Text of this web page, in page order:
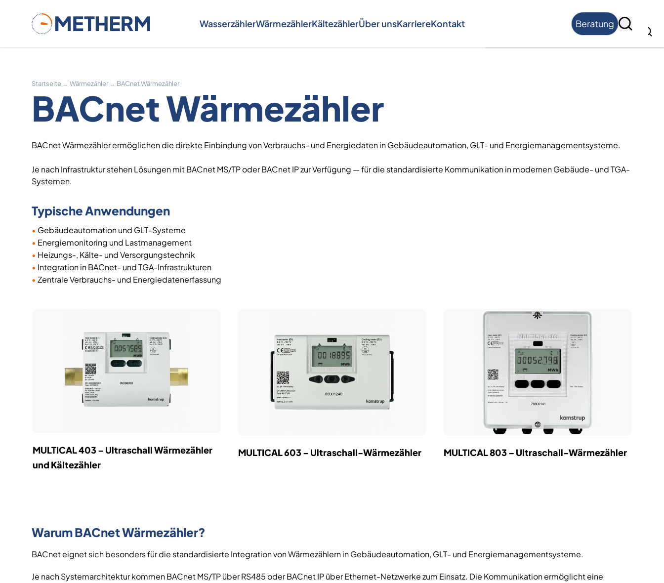
Metherm
WasserzählerWärmezählerKältezählerÜber unsKarriereKontakt Beratung
Startseite → Wärmezähler → BACnet Wärmezähler
BACnet Wärmezähler
BACnet Wärmezähler ermöglichen die direkte Einbindung von Verbrauchs- und Energiedaten in Gebäudeautomation, GLT- und Energiemanagementsysteme.
Je nach Infrastruktur stehen Lösungen mit BACnet MS/TP oder BACnet IP zur Verfügung — für die standardisierte Kommunikation in modernen Gebäude- und TGA-
Systemen.
Typische Anwendungen
• Gebäudeautomation und GLT-Systeme
• Energiemonitoring und Lastmanagement
• Heizungs-, Kälte- und Versorgungstechnik
• Integration in BACnet- und TGA-Infrastrukturen
• Zentrale Verbrauchs- und Energiedatenerfassung
MULTICAL 403 – Ultraschall Wärmezähler
und Kältezähler
MULTICAL 603 – Ultraschall-Wärmezähler MULTICAL 803 – Ultraschall-Wärmezähler
Warum BACnet Wärmezähler?
BACnet eignet sich besonders für die standardisierte Integration von Wärmezählern in Gebäudeautomation, GLT- und Energiemanagementsysteme.
Je nach Systemarchitektur kommen BACnet MS/TP über RS485 oder BACnet IP über Ethernet-Netzwerke zum Einsatz. Die Kommunikation ermöglicht eine